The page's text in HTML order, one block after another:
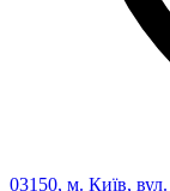
03150, м. Київ,